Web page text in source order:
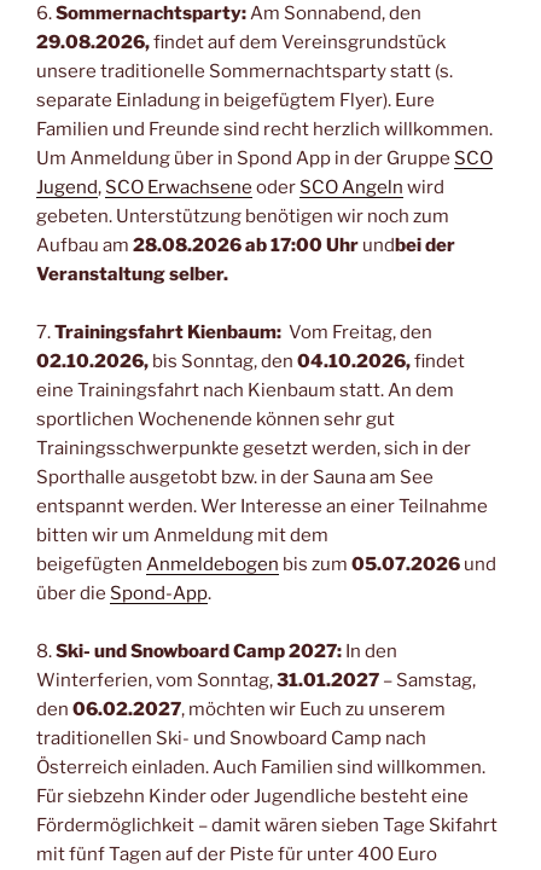
6.Sommernachtsparty:Am Sonnabend, den
29.08.2026,findet auf dem Vereinsgrundstück
unsere traditionelle Sommernachtsparty statt (s.
separate Einladung in beigefügtem Flyer). Eure
Familien und Freunde sind recht herzlich willkommen.
Um Anmeldung über in Spond App in der Gruppe SCO
Jugend, SCO Erwachsene oder SCO Angeln wird
gebeten. Unterstützung benötigen wir noch zum
Aufbau am 28.08.2026ab 17:00 Uhr undbei der
Veranstaltung selber.
7.Trainingsfahrt Kienbaum: Vom Freitag, den
02.10.2026, bis Sonntag, den 04.10.2026,findet
eine Trainingsfahrt nach Kienbaum statt. An dem
sportlichen Wochenende können sehr gut
Trainingsschwerpunkte gesetzt werden, sich in der
Sporthalle ausgetobt bzw. in der Sauna am See
entspannt werden. Wer Interesse an einer Teilnahme
bitten wir um Anmeldung mit dem
beigefügten Anmeldebogen bis zum 05.07.2026 und
über die Spond-App.
8.Ski- und Snowboard Camp 2027: In den
Winterferien, vom Sonntag,31.01.2027 – Samstag,
den 06.02.2027, möchten wir Euch zu unserem
traditionellen Ski- und Snowboard Camp nach
Österreich einladen. Auch Familien sind willkommen.
Für siebzehn Kinder oder Jugendliche besteht eine
Fördermöglichkeit – damit wären sieben Tage Skifahrt
mit fünf Tagen auf der Piste für unter 400 Euro